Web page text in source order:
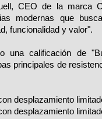
CEO de la marca
modernas que
funcionalidad y valor".
una calificación de
principales de
desplazamiento
desplazamiento